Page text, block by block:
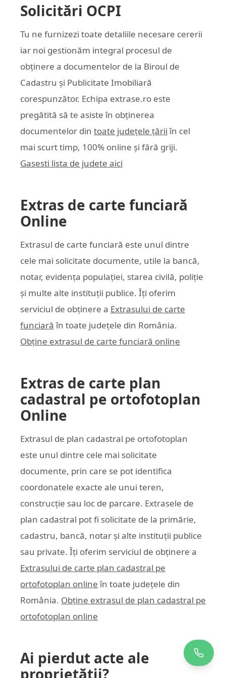
Solicitări OCPI
Tu ne furnizezi toate detaliile necesare cererii
iar noi gestionăm integral procesul de
obținere a documentelor de la Biroul de
Cadastru și Publicitate Imobiliară
corespunzător. Echipa extrase.ro este
pregătită să te asiste în obținerea
documentelor din toate județele țării în cel
mai scurt timp, 100% online și fără griji.
Gasesti lista de judete aici
Extras de carte funciară
Online
Extrasul de carte funciară este unul dintre
cele mai solicitate documente, utile la bancă,
notar, evidența populației, starea civilă, poliție
și multe alte instituții publice. Îți oferim
serviciul de obținere a Extrasului de carte
funciară în toate județele din România.
Obține extrasul de carte funciară online
Extras de carte plan
cadastral pe ortofotoplan
Online
Extrasul de plan cadastral pe ortofotoplan
este unul dintre cele mai solicitate
documente, prin care se pot identifica
coordonatele exacte ale unui teren,
construcție sau loc de parcare. Extrasele de
plan cadastral pot fi solicitate de la primărie,
cadastru, bancă, notar și alte instituții publice
sau private. Îți oferim serviciul de obținere a
Extrasului de carte plan cadastral pe
ortofotoplan online în toate județele din
România. Obține extrasul de plan cadastral pe
ortofotoplan online
Ai pierdut acte ale
proprietății?